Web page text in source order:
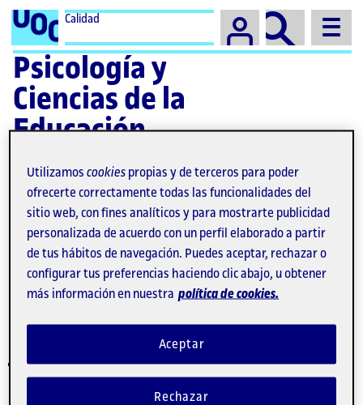
Calidad Campus
Psicología y
Ciencias de la
Educación
Máster Universitario en
Educación y TIC (e-
Utilizamoscookies propias y de terceros para poder
ofrecerte correctamente todas las funcionalidades del
sitio web, con fines analíticos y para mostrarte publicidad
personalizada de acuerdo con un perfil elaborado a partir
de tus hábitos de navegación. Puedes aceptar, rechazar o
configurar tus preferencias haciendo clic abajo, u obtener
más información en nuestra política de cookies.
Rechazar
Aceptar